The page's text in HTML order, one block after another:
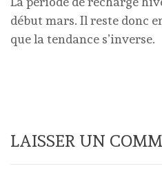
début mars. Il reste donc
que la tendance s’inverse.
LAISSER UN